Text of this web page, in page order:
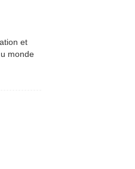
et
monde